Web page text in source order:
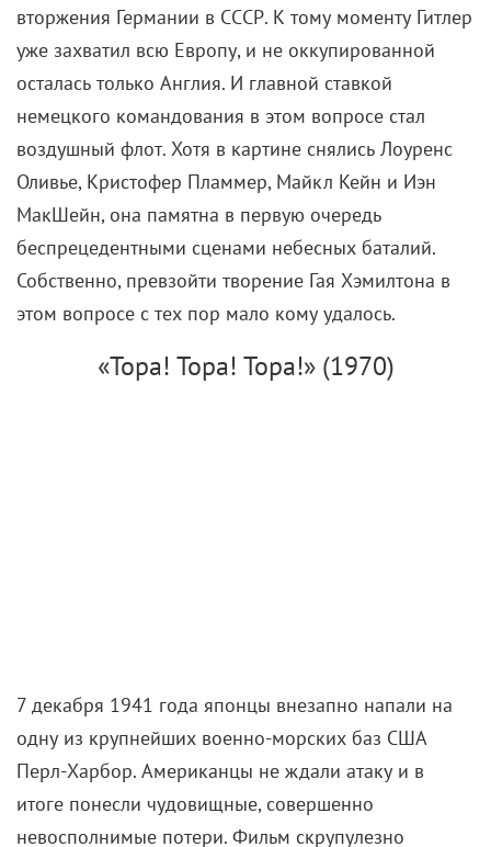
вторжения Германии в СССР. К тому моменту Гитлер
уже захватил всю Европу, и не оккупированной
осталась только Англия. И главной ставкой
немецкого командования в этом вопросе стал
воздушный флот. Хотя в картине снялись Лоуренс
Оливье, Кристофер Пламмер, Майкл Кейн и Иэн
МакШейн, она памятна в первую очередь
беспрецедентными сценами небесных баталий.
Собственно, превзойти творение Гая Хэмилтона в
этом вопросе с тех пор мало кому удалось.
«Тора! Тора! Тора!» (1970)
7 декабря 1941 года японцы внезапно напали на
одну из крупнейших военно-морских баз США
Перл-Харбор. Американцы не ждали атаку и в
итоге понесли чудовищные, совершенно
невосполнимые потери. Фильм скрупулезно